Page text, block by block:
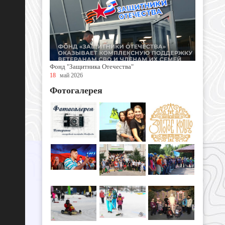
Фонд "Защитника Отечества"
18 май 2026
Фотогалерея